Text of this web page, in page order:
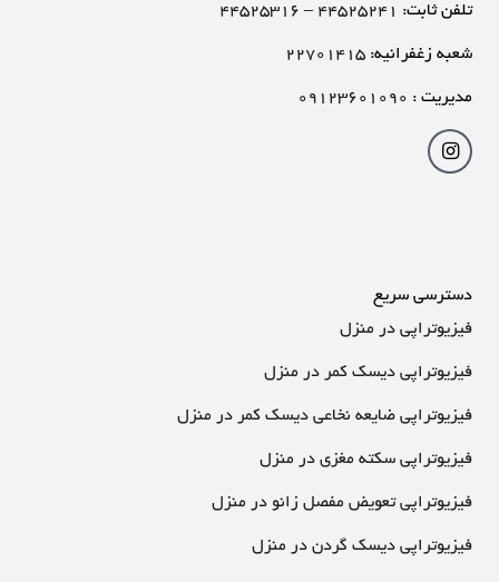
تلفن ثابت: ۴۴۵۲۵۲۴۱ – ۴۴۵۲۵۳۱۶
شعبه زغفرانیه: ۲۲۷۰۱۴۱۵
مدیریت : ۰۹۱۲۳۶۰۱۰۹۰
دسترسی سریع
فیزیوتراپی در منزل
فیزیوتراپی دیسک کمر در منزل
فیزیوتراپی ضایعه نخاعی دیسک کمر در منزل
فیزیوتراپی سکته مغزی در منزل
فیزیوتراپی تعویض مفصل زانو در منزل
فیزیوتراپی دیسک گردن در منزل